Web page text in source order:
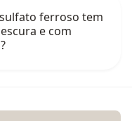
ferroso tem
e com